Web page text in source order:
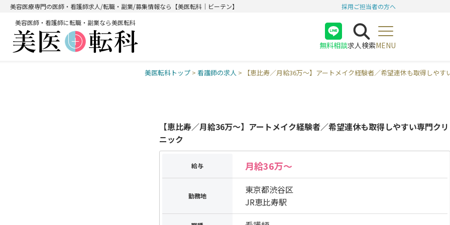
美容医療専門の医師・看護師求人/転職・副業/募集情報なら【美医転科｜ビーテン】
採用ご担当者の方へ
美容医師・看護師に転職・副業なら美医転科
無料相談
医師
求人検索MENU
美医転科トップ > 看護師の求人 > 【恵比寿／月給36万〜】アートメイク経験者／希望連休も取得しやす
【恵比寿／月給36万〜】アートメイク経験者／希望連休も取得しやすい専門クリ
ニック
給与 月給36万〜
勤務地
東京都渋谷区
JR恵比寿駅